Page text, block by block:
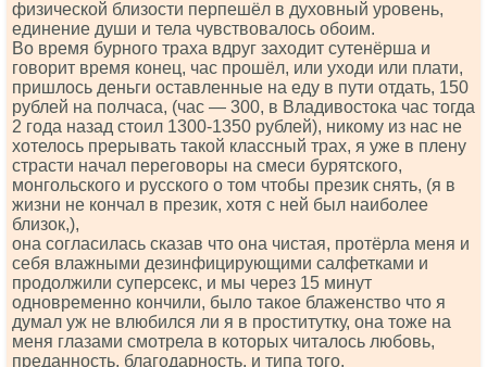
физической близости перпешёл в духовный уровень,
единение души и тела чувствовалось обоим.
Во время бурного траха вдруг заходит сутенёрша и
говорит время конец, час прошёл, или уходи или плати,
пришлось деньги оставленные на еду в пути отдать, 150
рублей на полчаса, (час — 300, в Владивостока час тогда
2 года назад стоил 1300-1350 рублей), никому из нас не
хотелось прерывать такой классный трах, я уже в плену
страсти начал переговоры на смеси бурятского,
монгольского и русского о том чтобы презик снять, (я в
жизни не кончал в презик, хотя с ней был наиболее
близок,),
она согласилась сказав что она чистая, протёрла меня и
себя влажными дезинфицирующими салфетками и
продолжили суперсекс, и мы через 15 минут
одновременно кончили, было такое блаженство что я
думал уж не влюбился ли я в проститутку, она тоже на
меня глазами смотрела в которых читалось любовь,
преданность, благодарность, и типа того.